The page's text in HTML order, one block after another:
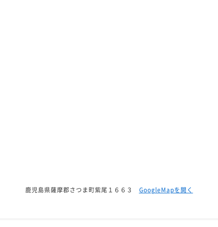
鹿児島県薩摩郡さつま町紫尾１６６３ GoogleMapを開く